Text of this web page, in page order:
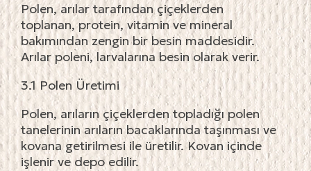
Polen, arılar tarafından çiçeklerden
toplanan, protein, vitamin ve mineral
bakımından zengin bir besin maddesidir.
Arılar poleni, larvalarına besin olarak verir.
3.1 Polen Üretimi
Polen, arıların çiçeklerden topladığı polen
tanelerinin arıların bacaklarında taşınması ve
kovana getirilmesi ile üretilir. Kovan içinde
işlenir ve depo edilir.